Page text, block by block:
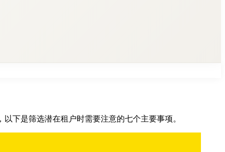
下是筛选潜在租户时需要注意的七个主要事项。